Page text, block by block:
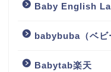
Baby English
babybuba（ベビ
Babytab楽天